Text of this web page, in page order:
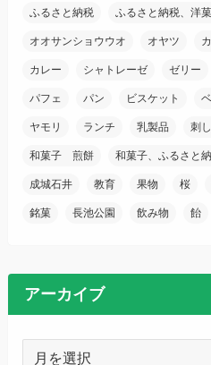
ふるさと納税 ふるさと納税、洋
オオサンショウウオ オヤツ
カレー シャトレーゼ ゼリー
パフェ パン ビスケット
ヤモリ ランチ 乳製品 刺
和菓子 煎餅 和菓子、ふるさと
成城石井 教育 果物 桜
銘菓 長池公園 飲み物 飴
アーカイブ